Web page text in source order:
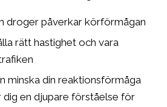
droger påverkar körförmågan
rätt hastighet och vara
minska din reaktionsförmåga
dig en djupare förståelse för